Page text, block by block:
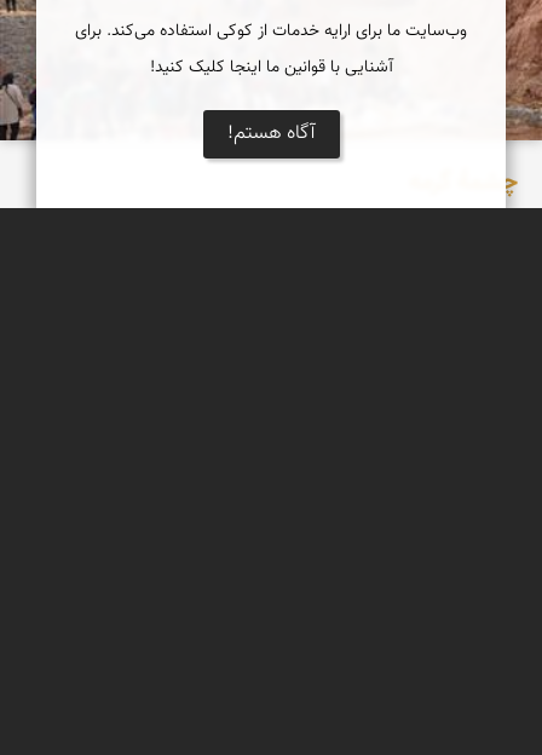
چشمۀ گرمه
وب‌سایت ما برای ارایه خدمات از کوکی استفاده می‌کند. برای
آشنایی با قوانین ما اینجا کلیک کنید!
آگاه هستم!